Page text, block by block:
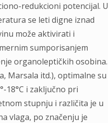
redukcioni potencijal. U
se leti digne iznad
može aktivirati i
sumporisanjem
organoleptičkih osobina.
Marsala itd.), optimalne su
18°C i zaključno pri
stupnju i različita je u
vlaga, po značenju je